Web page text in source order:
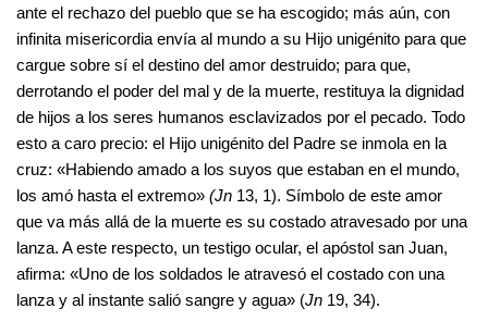
ante el rechazo del pueblo que se ha escogido; más aún, con
infinita misericordia envía al mundo a su Hijo unigénito para que
cargue sobre sí el destino del amor destruido; para que,
derrotando el poder del mal y de la muerte, restituya la dignidad
de hijos a los seres humanos esclavizados por el pecado. Todo
esto a caro precio: el Hijo unigénito del Padre se inmola en la
cruz: «Habiendo amado a los suyos que estaban en el mundo,
los amó hasta el extremo» (Jn 13, 1). Símbolo de este amor
que va más allá de la muerte es su costado atravesado por una
lanza. A este respecto, un testigo ocular, el apóstol san Juan,
afirma: «Uno de los soldados le atravesó el costado con una
lanza y al instante salió sangre y agua» (Jn 19, 34).